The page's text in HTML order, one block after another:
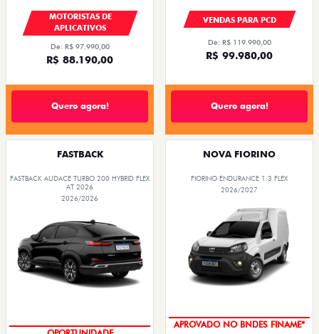
MOTORISTAS DE
APLICATIVOS
De: R$ 97.990,00
R$ 88.190,00
Quero agora!
VENDAS PARA PCD
De: R$ 119.990,00
R$ 99.980,00
Quero agora!
FASTBACK
FASTBACK AUDACE TURBO 200 HYBRID FLEX
AT 2026
2026/2026
NOVA FIORINO
FIORINO ENDURANCE 1.3 FLEX
2026/2027
APROVADO NO BNDES FINAME*